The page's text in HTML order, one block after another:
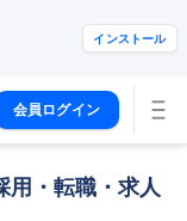
インストール
会員ログイン
用・転職・求人